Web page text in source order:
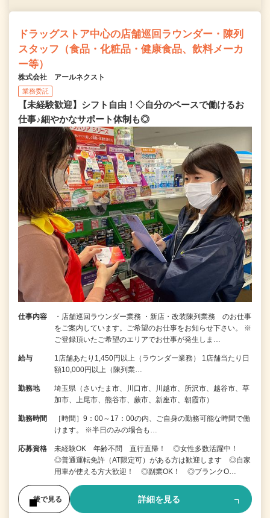
ドラッグストア中心の店舗巡回ラウンダー・陳列
スタッフ（食品・化粧品・健康食品、飲料メーカ
ー等）
株式会社 アールネクスト
業務委託
【未経験歓迎】シフト自由！◇自分のペースで働けるお
仕事♪細やかなサポート体制も◎
仕事内容
・店舗巡回ラウンダー業務 ・新店・改装陳列業務 のお仕事
をご案内しています。ご希望のお仕事をお知らせ下さい。 ※
ご登録頂いたご希望のエリアでお仕事が発生しま…
給与
1店舗あたり1,450円以上（ラウンダー業務） 1店舗当たり日
額10,000円以上（陳列業…
勤務地
埼玉県（さいたま市、川口市、川越市、所沢市、越谷市、草
加市、上尾市、熊谷市、蕨市、新座市、朝霞市）
勤務時間
［時間］9：00～17：00の内、ご自身の勤務可能な時間で働
けます。 ※半日のみの場合も…
応募資格
未経験OK 年齢不問 直行直帰！ ◎女性多数活躍中！
◎普通運転免許（AT限定可）がある方は歓迎します ◎自家
用車が使える方大歓迎！ ◎副業OK！ ◎ブランクO…
後で見る 詳細を見る